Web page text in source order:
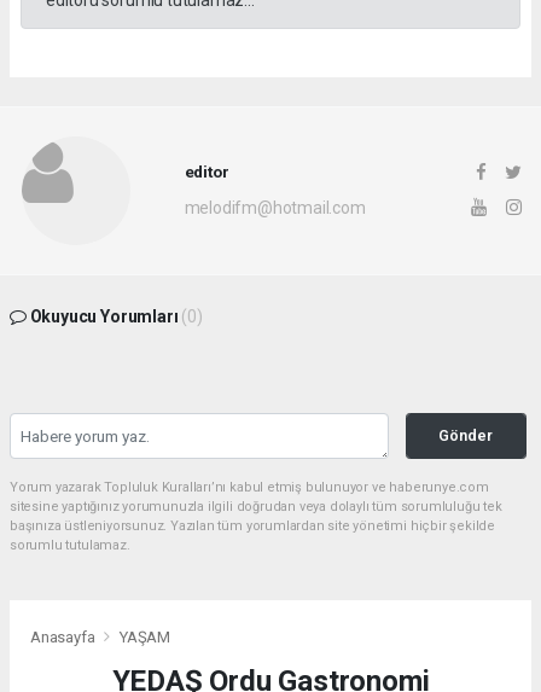
editor
melodifm@hotmail.com
Okuyucu Yorumları (0)
Gönder
Yorum yazarak Topluluk Kuralları’nı kabul etmiş bulunuyor ve haberunye.com
sitesine yaptığınız yorumunuzla ilgili doğrudan veya dolaylı tüm sorumluluğu tek
başınıza üstleniyorsunuz. Yazılan tüm yorumlardan site yönetimi hiçbir şekilde
sorumlu tutulamaz.
Anasayfa YAŞAM
YEDAŞ Ordu Gastronomi